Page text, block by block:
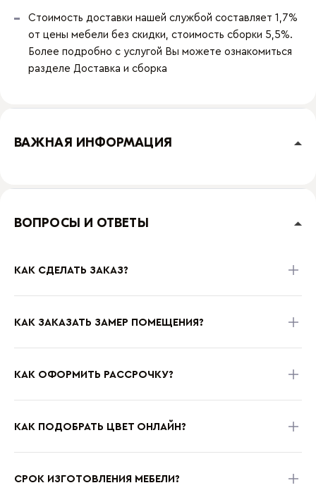
Стоимость доставки нашей службой составляет 1,7%
от цены мебели без скидки, стоимость сборки 5,5%.
Более подробно с услугой Вы можете ознакомиться
разделе Доставка и сборка
ВАЖНАЯ ИНФОРМАЦИЯ
ВОПРОСЫ И ОТВЕТЫ
КАК СДЕЛАТЬ ЗАКАЗ?
КАК ЗАКАЗАТЬ ЗАМЕР ПОМЕЩЕНИЯ?
КАК ОФОРМИТЬ РАССРОЧКУ?
КАК ПОДОБРАТЬ ЦВЕТ ОНЛАЙН?
СРОК ИЗГОТОВЛЕНИЯ МЕБЕЛИ?